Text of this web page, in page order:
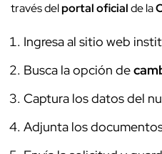
través delportal oficialde la
Ingresa al sitio web
Busca la opción de
Captura los datos del
Adjunta los